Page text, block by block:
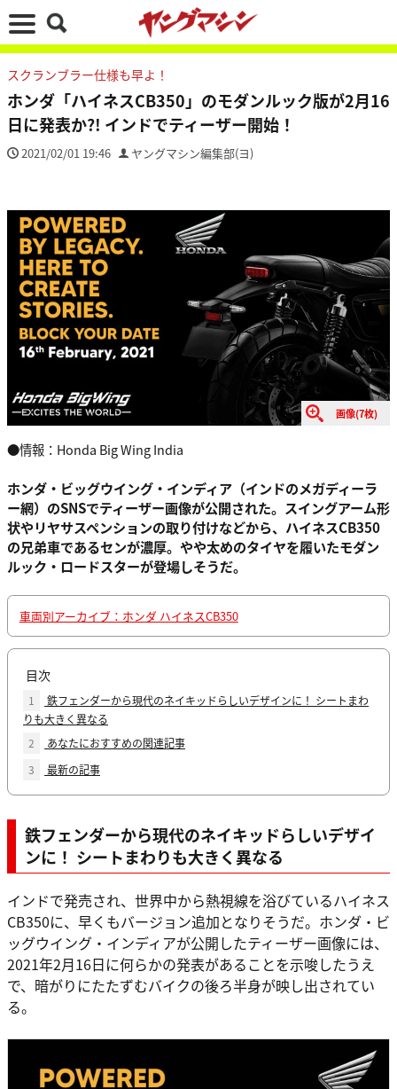
スクランブラー仕様も早よ！
ホンダ「ハイネスCB350」のモダンルック版が2月16
日に発表か?! インドでティーザー開始！
2021/02/01 19:46 ヤングマシン編集部(ヨ)
画像(7枚)
●情報：Honda Big Wing India
ホンダ・ビッグウイング・インディア（インドのメガディーラ
ー網）のSNSでティーザー画像が公開された。スイングアーム形
状やリヤサスペンションの取り付けなどから、ハイネスCB350
の兄弟車であるセンが濃厚。やや太めのタイヤを履いたモダン
ルック・ロードスターが登場しそうだ。
車両別アーカイブ：ホンダ ハイネスCB350
目次
1
鉄フェンダーから現代のネイキッドらしいデザインに！ シートまわ
りも大きく異なる
2
あなたにおすすめの関連記事
3
最新の記事
鉄フェンダーから現代のネイキッドらしいデザイ
ンに！ シートまわりも大きく異なる
インドで発売され、世界中から熱視線を浴びているハイネス
CB350に、早くもバージョン追加となりそうだ。ホンダ・ビ
ッグウイング・インディアが公開したティーザー画像には、
2021年2月16日に何らかの発表があることを示唆したうえ
で、暗がりにたたずむバイクの後ろ半身が映し出されてい
る。